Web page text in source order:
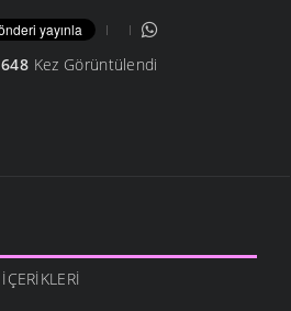
648Kez Görüntülendi
İÇERIKLERI